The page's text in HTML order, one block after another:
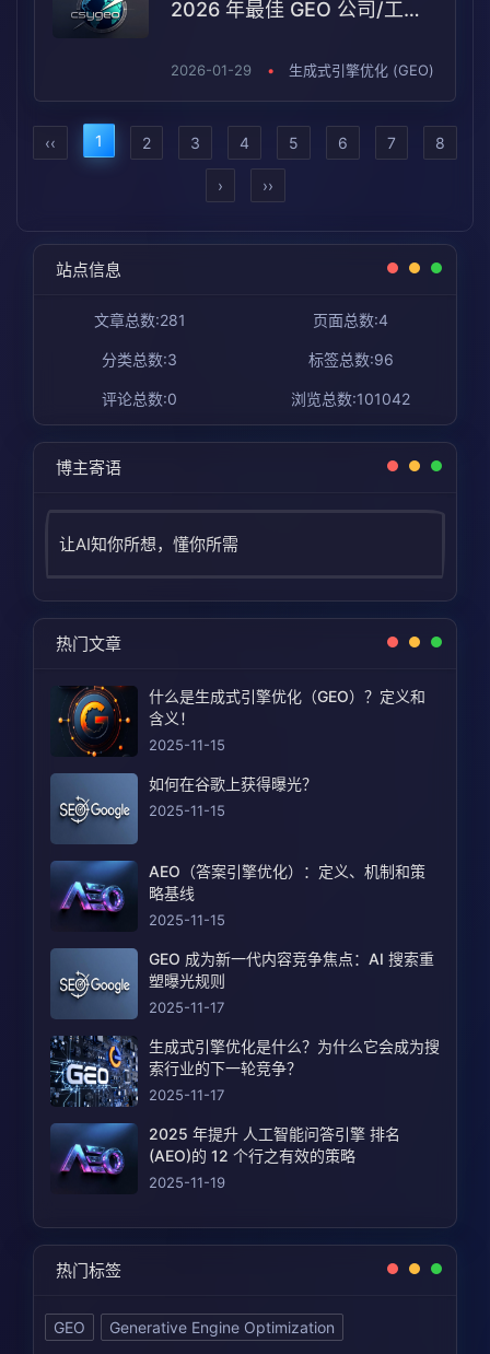
2026 年最佳 GEO 公司/工具榜单：10 大平台定位与选型指南
2026-01-29 • 生成式引擎优化 (GEO)
‹‹ 1 2 3 4 5 6 7 8
› ››
站点信息
文章总数:281 页面总数:4
分类总数:3 标签总数:96
评论总数:0 浏览总数:101042
博主寄语
让AI知你所想，懂你所需
热门文章
什么是生成式引擎优化（GEO）？定义和
含义！
2025-11-15
如何在谷歌上获得曝光？
2025-11-15
AEO（答案引擎优化）：定义、机制和策
略基线
2025-11-15
GEO 成为新一代内容竞争焦点：AI 搜索重
塑曝光规则
2025-11-17
生成式引擎优化是什么？为什么它会成为搜
索行业的下一轮竞争？
2025-11-17
2025 年提升 人工智能问答引擎 排名
(AEO)的 12 个行之有效的策略
2025-11-19
热门标签
GEO Generative Engine Optimization